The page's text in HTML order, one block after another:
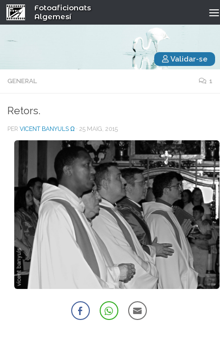
Fotoaficionats
Algemesí
Validar-se
GENERAL 1
Retors.
PER VICENT BANYULS Ω · 25 MAIG, 2015